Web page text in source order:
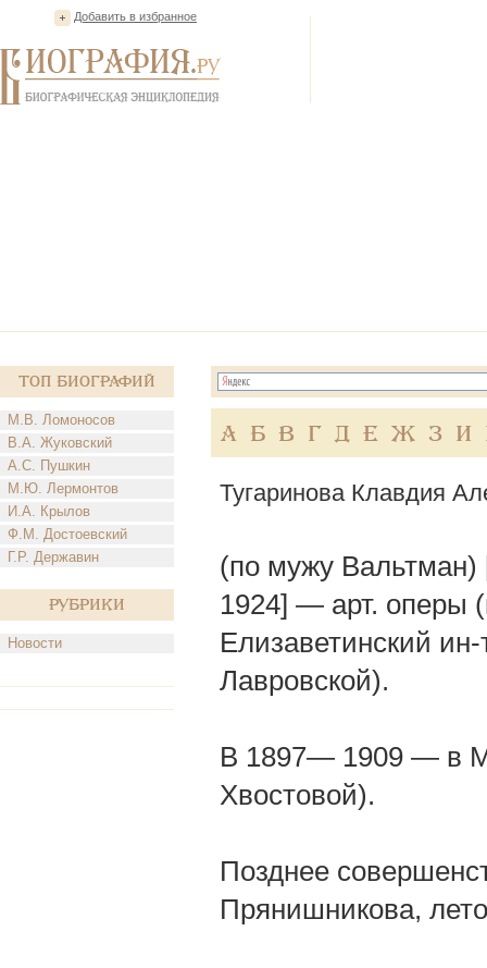
Добавить в избранное
Топ Биографий
М.В. Ломоносов
В.А. Жуковский
А.С. Пушкин
М.Ю. Лермонтов
И.А. Крылов
Ф.М. Достоевский
Г.Р. Державин
Рубрики
Новости
А Б В Г Д Е Ж З И
Тугаринова Клавдия
(по мужу
1924] — арт. оперы
Елизаветинский
Лавровской).
В 1897— 1909 — в
Хвостовой).
Позднее
Прянишникова,